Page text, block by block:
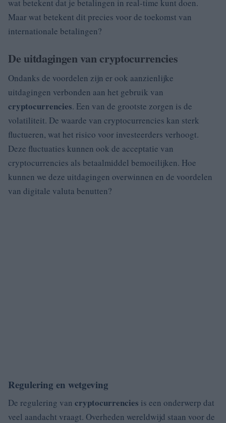
wat betekent dat je betalingen in real-time kunt doen.
Maar wat betekent dit precies voor de toekomst van
internationale betalingen?
De uitdagingen van cryptocurrencies
Ondanks de voordelen zijn er ook aanzienlijke
uitdagingen verbonden aan het gebruik van
cryptocurrencies. Een van de grootste zorgen is de
volatiliteit. De waarde van cryptocurrencies kan sterk
fluctueren, wat het risico voor investeerders verhoogt.
Deze fluctuaties kunnen ook de acceptatie van
cryptocurrencies als betaalmiddel bemoeilijken. Hoe
kunnen we deze uitdagingen overwinnen en de voordelen
van digitale valuta benutten?
Regulering en wetgeving
De regulering van cryptocurrencies is een onderwerp dat
veel aandacht vraagt. Overheden wereldwijd staan voor de